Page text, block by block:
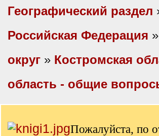
Географический раздел
Российская Федерация »
округ » Костромская
область - общие
Пожалуйста, по